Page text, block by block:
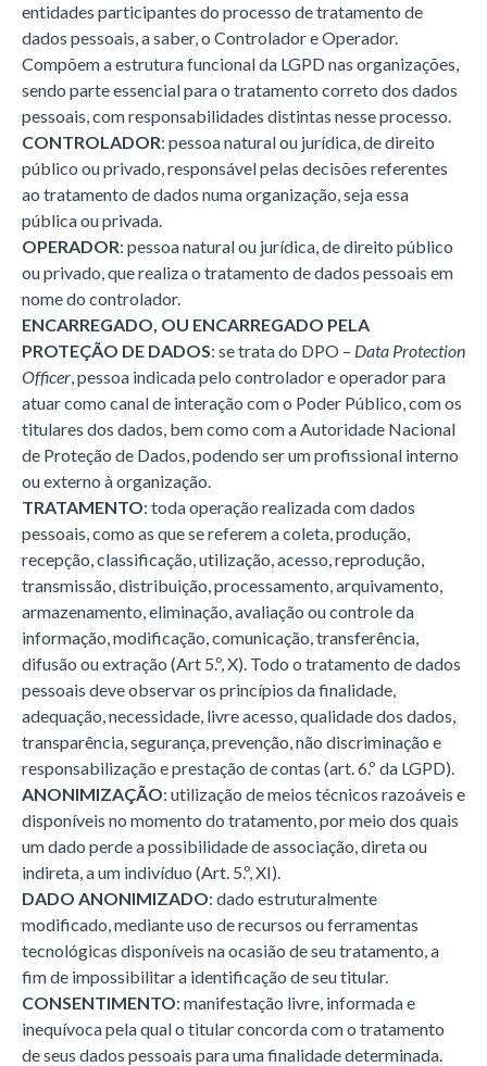
entidades participantes do processo de tratamento de
dados pessoais, a saber, o Controlador e Operador.
Compõem a estrutura funcional da LGPD nas organizações,
sendo parte essencial para o tratamento correto dos dados
pessoais, com responsabilidades distintas nesse processo.
CONTROLADOR: pessoa natural ou jurídica, de direito
público ou privado, responsável pelas decisões referentes
ao tratamento de dados numa organização, seja essa
pública ou privada.
OPERADOR: pessoa natural ou jurídica, de direito público
ou privado, que realiza o tratamento de dados pessoais em
nome do controlador.
ENCARREGADO, OU ENCARREGADO PELA
PROTEÇÃO DE DADOS: se trata do DPO – Data Protection
Officer, pessoa indicada pelo controlador e operador para
atuar como canal de interação com o Poder Público, com os
titulares dos dados, bem como com a Autoridade Nacional
de Proteção de Dados, podendo ser um profissional interno
ou externo à organização.
TRATAMENTO: toda operação realizada com dados
pessoais, como as que se referem a coleta, produção,
recepção, classificação, utilização, acesso, reprodução,
transmissão, distribuição, processamento, arquivamento,
armazenamento, eliminação, avaliação ou controle da
informação, modificação, comunicação, transferência,
difusão ou extração (Art 5.º, X). Todo o tratamento de dados
pessoais deve observar os princípios da finalidade,
adequação, necessidade, livre acesso, qualidade dos dados,
transparência, segurança, prevenção, não discriminação e
responsabilização e prestação de contas (art. 6.º da LGPD).
ANONIMIZAÇÃO: utilização de meios técnicos razoáveis e
disponíveis no momento do tratamento, por meio dos quais
um dado perde a possibilidade de associação, direta ou
indireta, a um indivíduo (Art. 5.º, XI).
DADO ANONIMIZADO: dado estruturalmente
modificado, mediante uso de recursos ou ferramentas
tecnológicas disponíveis na ocasião de seu tratamento, a
fim de impossibilitar a identificação de seu titular.
CONSENTIMENTO: manifestação livre, informada e
inequívoca pela qual o titular concorda com o tratamento
de seus dados pessoais para uma finalidade determinada.